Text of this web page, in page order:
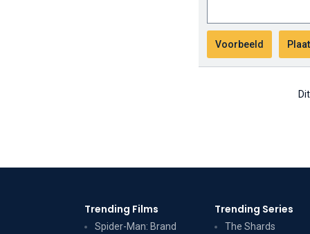
Trending Films
Spider-Man: Brand
Trending Series
The Shards